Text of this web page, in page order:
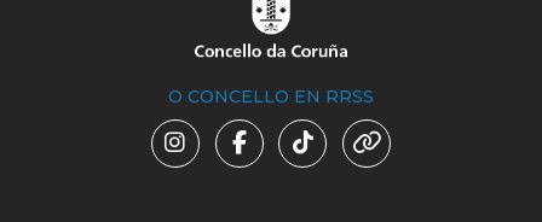
O CONCELLO EN RRSS